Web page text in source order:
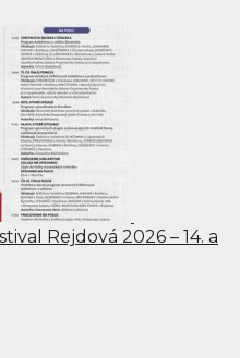
Rejdová 2026 – 14. a